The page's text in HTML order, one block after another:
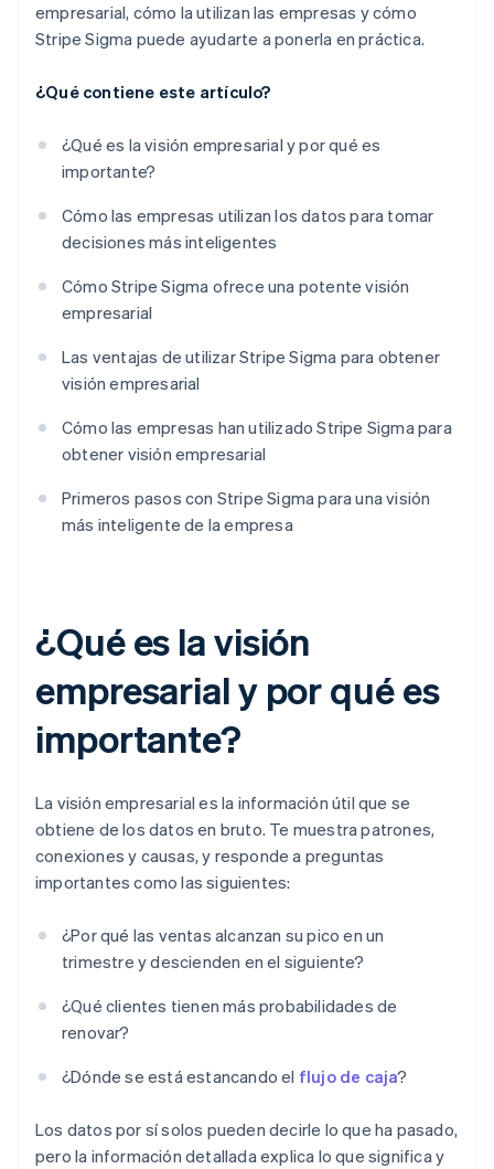
empresarial, cómo la utilizan las empresas y cómo
Stripe Sigma puede ayudarte a ponerla en práctica.
¿Qué contiene este artículo?
¿Qué es la visión empresarial y por qué es
importante?
Cómo las empresas utilizan los datos para tomar
decisiones más inteligentes
Cómo Stripe Sigma ofrece una potente visión
empresarial
Las ventajas de utilizar Stripe Sigma para obtener
visión empresarial
Cómo las empresas han utilizado Stripe Sigma para
obtener visión empresarial
Primeros pasos con Stripe Sigma para una visión
más inteligente de la empresa
¿Qué es la visión
empresarial y por qué es
importante?
La visión empresarial es la información útil que se
obtiene de los datos en bruto. Te muestra patrones,
conexiones y causas, y responde a preguntas
importantes como las siguientes:
¿Por qué las ventas alcanzan su pico en un
trimestre y descienden en el siguiente?
¿Qué clientes tienen más probabilidades de
renovar?
¿Dónde se está estancando el flujo de caja?
Los datos por sí solos pueden decirle lo que ha pasado,
pero la información detallada explica lo que significa y